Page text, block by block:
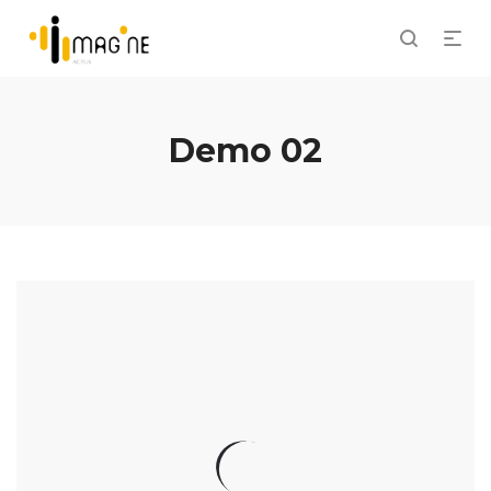
Demo 02